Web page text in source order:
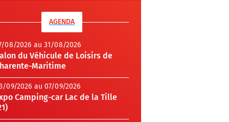
AGENDA
08/2026 au 31/08/2026
du Véhicule de Loisirs de
Maritime
09/2026 au 07/09/2026
Camping-car Lac de la Tille